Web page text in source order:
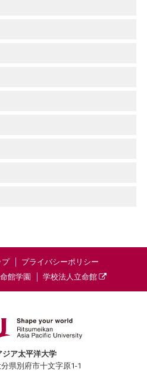
プ
プライバシーポリシー
館学園 学校法人立命館
ジア太平洋大学
県別府市十文字原1-1